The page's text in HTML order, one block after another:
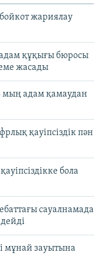
жариялау
құқығы бюросы
жасады
мың адам қамаудан
қауіпсіздік пән
бола
сауалнамада
мұнай зауытына